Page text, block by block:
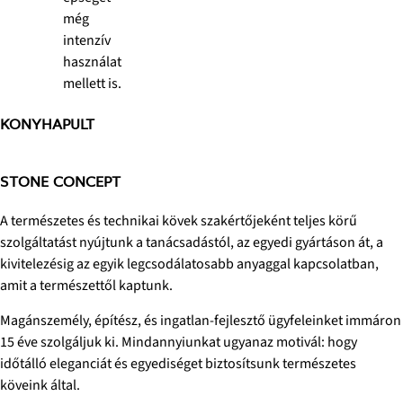
még
intenzív
használat
mellett is.
KONYHAPULT
STONE CONCEPT
A természetes és technikai kövek szakértőjeként teljes körű
szolgáltatást nyújtunk a tanácsadástól, az egyedi gyártáson át, a
kivitelezésig az egyik legcsodálatosabb anyaggal kapcsolatban,
amit a természettől kaptunk.
Magánszemély, építész, és ingatlan-fejlesztő ügyfeleinket immáron
15 éve szolgáljuk ki. Mindannyiunkat ugyanaz motivál: hogy
időtálló eleganciát és egyediséget biztosítsunk természetes
köveink által.